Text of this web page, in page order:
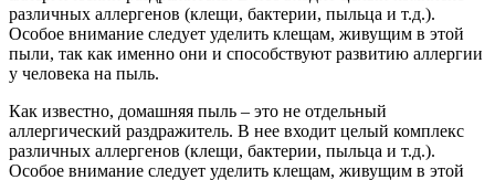
различных аллергенов (клещи, бактерии, пыльца и т.д.).
Особое внимание следует уделить клещам, живущим в этой
пыли, так как именно они и способствуют развитию аллергии
у человека на пыль.
Как известно, домашняя пыль – это не отдельный
аллергический раздражитель. В нее входит целый комплекс
различных аллергенов (клещи, бактерии, пыльца и т.д.).
Особое внимание следует уделить клещам, живущим в этой